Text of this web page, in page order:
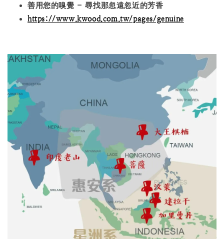
善用您的嗅覺 - 尋找那忽遠忽近的芳香
https://www.kwood.com.tw/pages/genuine